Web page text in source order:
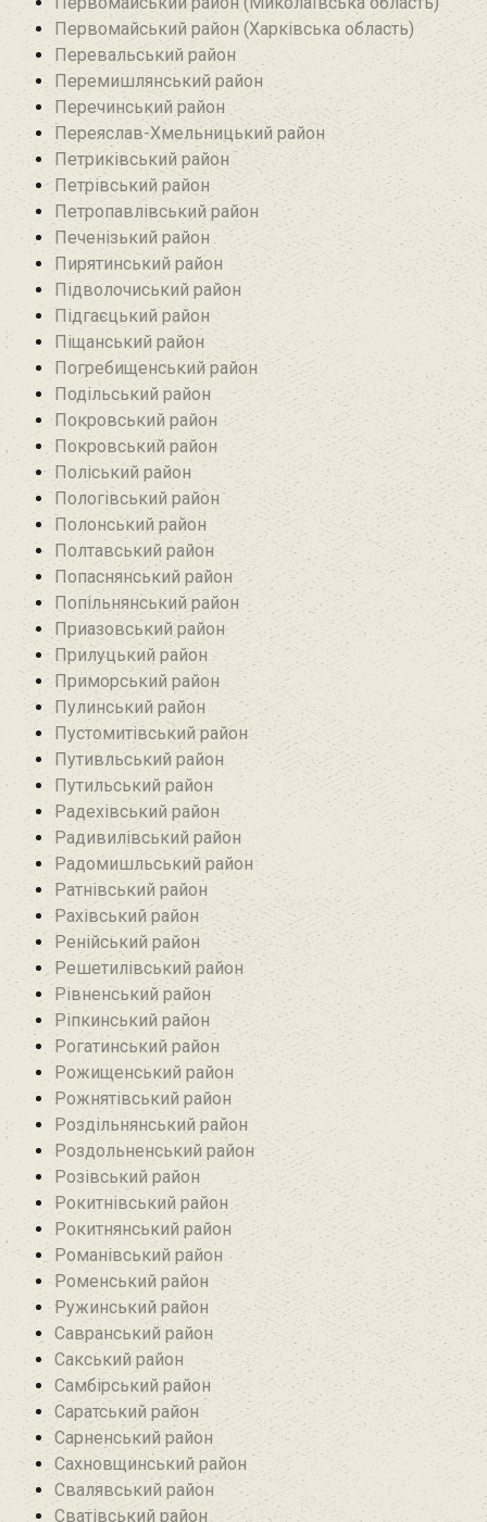
Первомайський район (Харківська область)
Перевальський район‎
Перемишлянський район
Перечинський район
Переяслав-Хмельницький район
Петриківський район
Петрівський район‎
Петропавлівський район
Печенізький район
Пирятинський район
Підволочиський район
Підгаєцький район
Піщанський район
Погребищенський район
Подільський район
Покровський район
Покровський район
Поліський район
Пологівський район
Полонський район
Полтавський район
Попаснянський район
Попільнянський район‎
Приазовський район
Прилуцький район
Приморський район
Пулинський район
Пустомитівський район
Путивльський район‎
Путильський район
Радехівський район
Радивилівський район
Радомишльський район‎
Ратнівський район
Рахівський район
Ренійський район
Решетилівський район
Рівненський район
Ріпкинський район
Рогатинський район
Рожищенський район
Рожнятівський район
Роздільнянський район
Роздольненський район
Розівський район‎
Рокитнівський район
Рокитнянський район
Романівський район‎
Роменський район
Ружинський район
Савранський район‎
Сакський район
Самбірський район
Саратський район‎
Сарненський район
Сахновщинський район
Свалявський район
Сватівський район